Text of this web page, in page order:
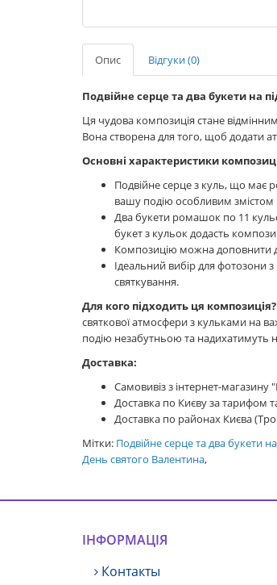
Опис Відгуки (0)
Подвійне серце та два букети на
Ця чудова композиція стане
Вона створена для того, щоб додати
Основні характеристики
Подвійне серце з куль, що має
вашу подію особливим
Два букети ромашок по 11
букет з кульок додасть
Композицію можна доповнити
Ідеальний вибір для фотозони
святкування.
Для кого підходить ця композиція?
святкової атмосфери з кульками на
подію незабутньою та надихатимуть
Доставка:
Самовивіз з інтернет-
Доставка по Києву за тарифом
Доставка по районах Києва
Мітки: Подвійне серце та два букети
День святого Валентина,
ІНФОРМАЦІЯ
Контакты